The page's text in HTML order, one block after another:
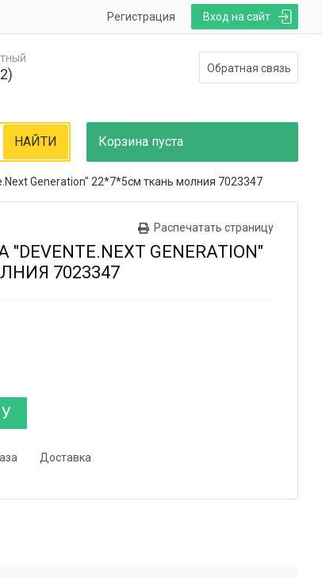
Вход на сайт
Регистрация
Обратная связь
Корзина пуста
НАЙТИ
Generation" 22*7*5см ткань молния 7023347
Распечатать страницу
GENERATION"
7023347
Доставка